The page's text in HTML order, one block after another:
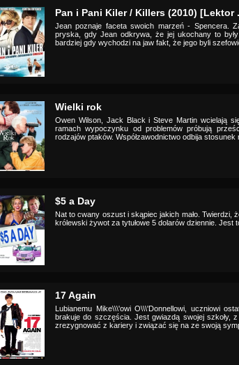
Pan i Pani Kiler / Killers (2010) [Lektor
Jean poznaje faceta swoich marzeń - Spencera.
pryska, gdy Jean odkrywa, że jej ukochany to
bardziej gdy wychodzi na jaw fakt, że jego byli
Wielki rok
Owen Wilson, Jack Black i Steve Martin wcielają
ramach wypoczynku od problemów próbują
rodzajów ptaków. Współzawodnictwo odbija
$5 a Day
Nat to cwany oszust i skąpiec jakich mało. Twierdzi,
królewski żywot za tytułowe 5 dolarów dziennie. Jest
17 Again
Lubianemu Mike\\\'owi O\\\'Donnellowi, uczniowi
brakuje do szczęścia. Jest gwiazdą swojej szkoły,
zrezygnować z kariery i związać się na ze swoją